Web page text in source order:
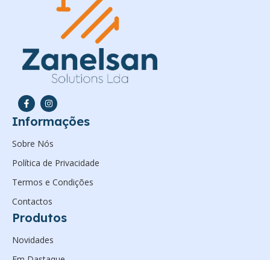
Informações
Sobre Nós
Política de Privacidade
Termos e Condições
Contactos
Produtos
Novidades